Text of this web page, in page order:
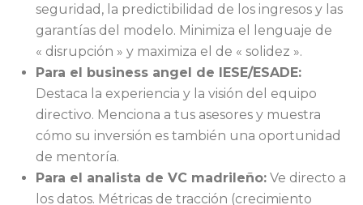
seguridad, la predictibilidad de los ingresos y las
garantías del modelo. Minimiza el lenguaje de
« disrupción » y maximiza el de « solidez ».
Para el business angel de IESE/ESADE:
Destaca la experiencia y la visión del equipo
directivo. Menciona a tus asesores y muestra
cómo su inversión es también una oportunidad
de mentoría.
Para el analista de VC madrileño: Ve directo a
los datos. Métricas de tracción (crecimiento